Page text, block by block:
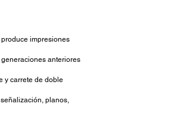
impresiones
anteriores
y carrete de doble
planos,